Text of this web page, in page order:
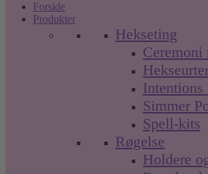
Forside
Produkter
Hekseting
Ceremoni
Simmer
Spell-kits
Røgelse
Holdere